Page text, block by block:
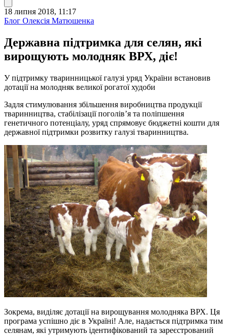
18 липня 2018, 11:17
Блог Олексія Матюшенка
Державна підтримка для селян, які
вирощують молодняк ВРХ, діє!
У підтримку тваринницької галузі уряд України встановив
дотації на молодняк великої рогатої худоби
Задля стимулювання збільшення виробництва продукції
тваринництва, стабілізації поголів’я та поліпшення
генетичного потенціалу, уряд спрямовує бюджетні кошти для
державної підтримки розвитку галузі тваринництва.
Зокрема, виділяє дотації на вирощування молодняка ВРХ. Ця
програма успішно діє в Україні! Але, надається підтримка тим
селянам, які утримують ідентифікований та зареєстрований